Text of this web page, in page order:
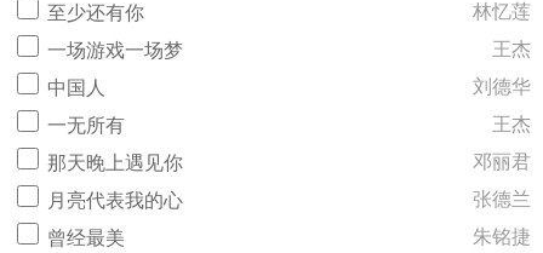
至少还有你
林忆莲
一场游戏一场梦
王杰
中国人
刘德华
一无所有
王杰
那天晚上遇见你
邓丽君
月亮代表我的心
张德兰
曾经最美
朱铭捷